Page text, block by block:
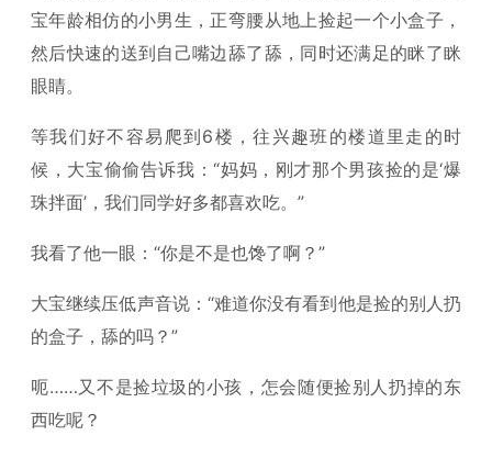
宝年龄相仿的小男生，正弯腰从地上捡起一个小盒子，
然后快速的送到自己嘴边舔了舔，同时还满足的眯了眯
眼睛。
等我们好不容易爬到6楼，往兴趣班的楼道里走的时
候，大宝偷偷告诉我：“妈妈，刚才那个男孩捡的是‘爆
珠拌面’，我们同学好多都喜欢吃。”
我看了他一眼：“你是不是也馋了啊？”
大宝继续压低声音说：“难道你没有看到他是捡的别人扔
的盒子，舔的吗？”
呃……又不是捡垃圾的小孩，怎会随便捡别人扔掉的东
西吃呢？